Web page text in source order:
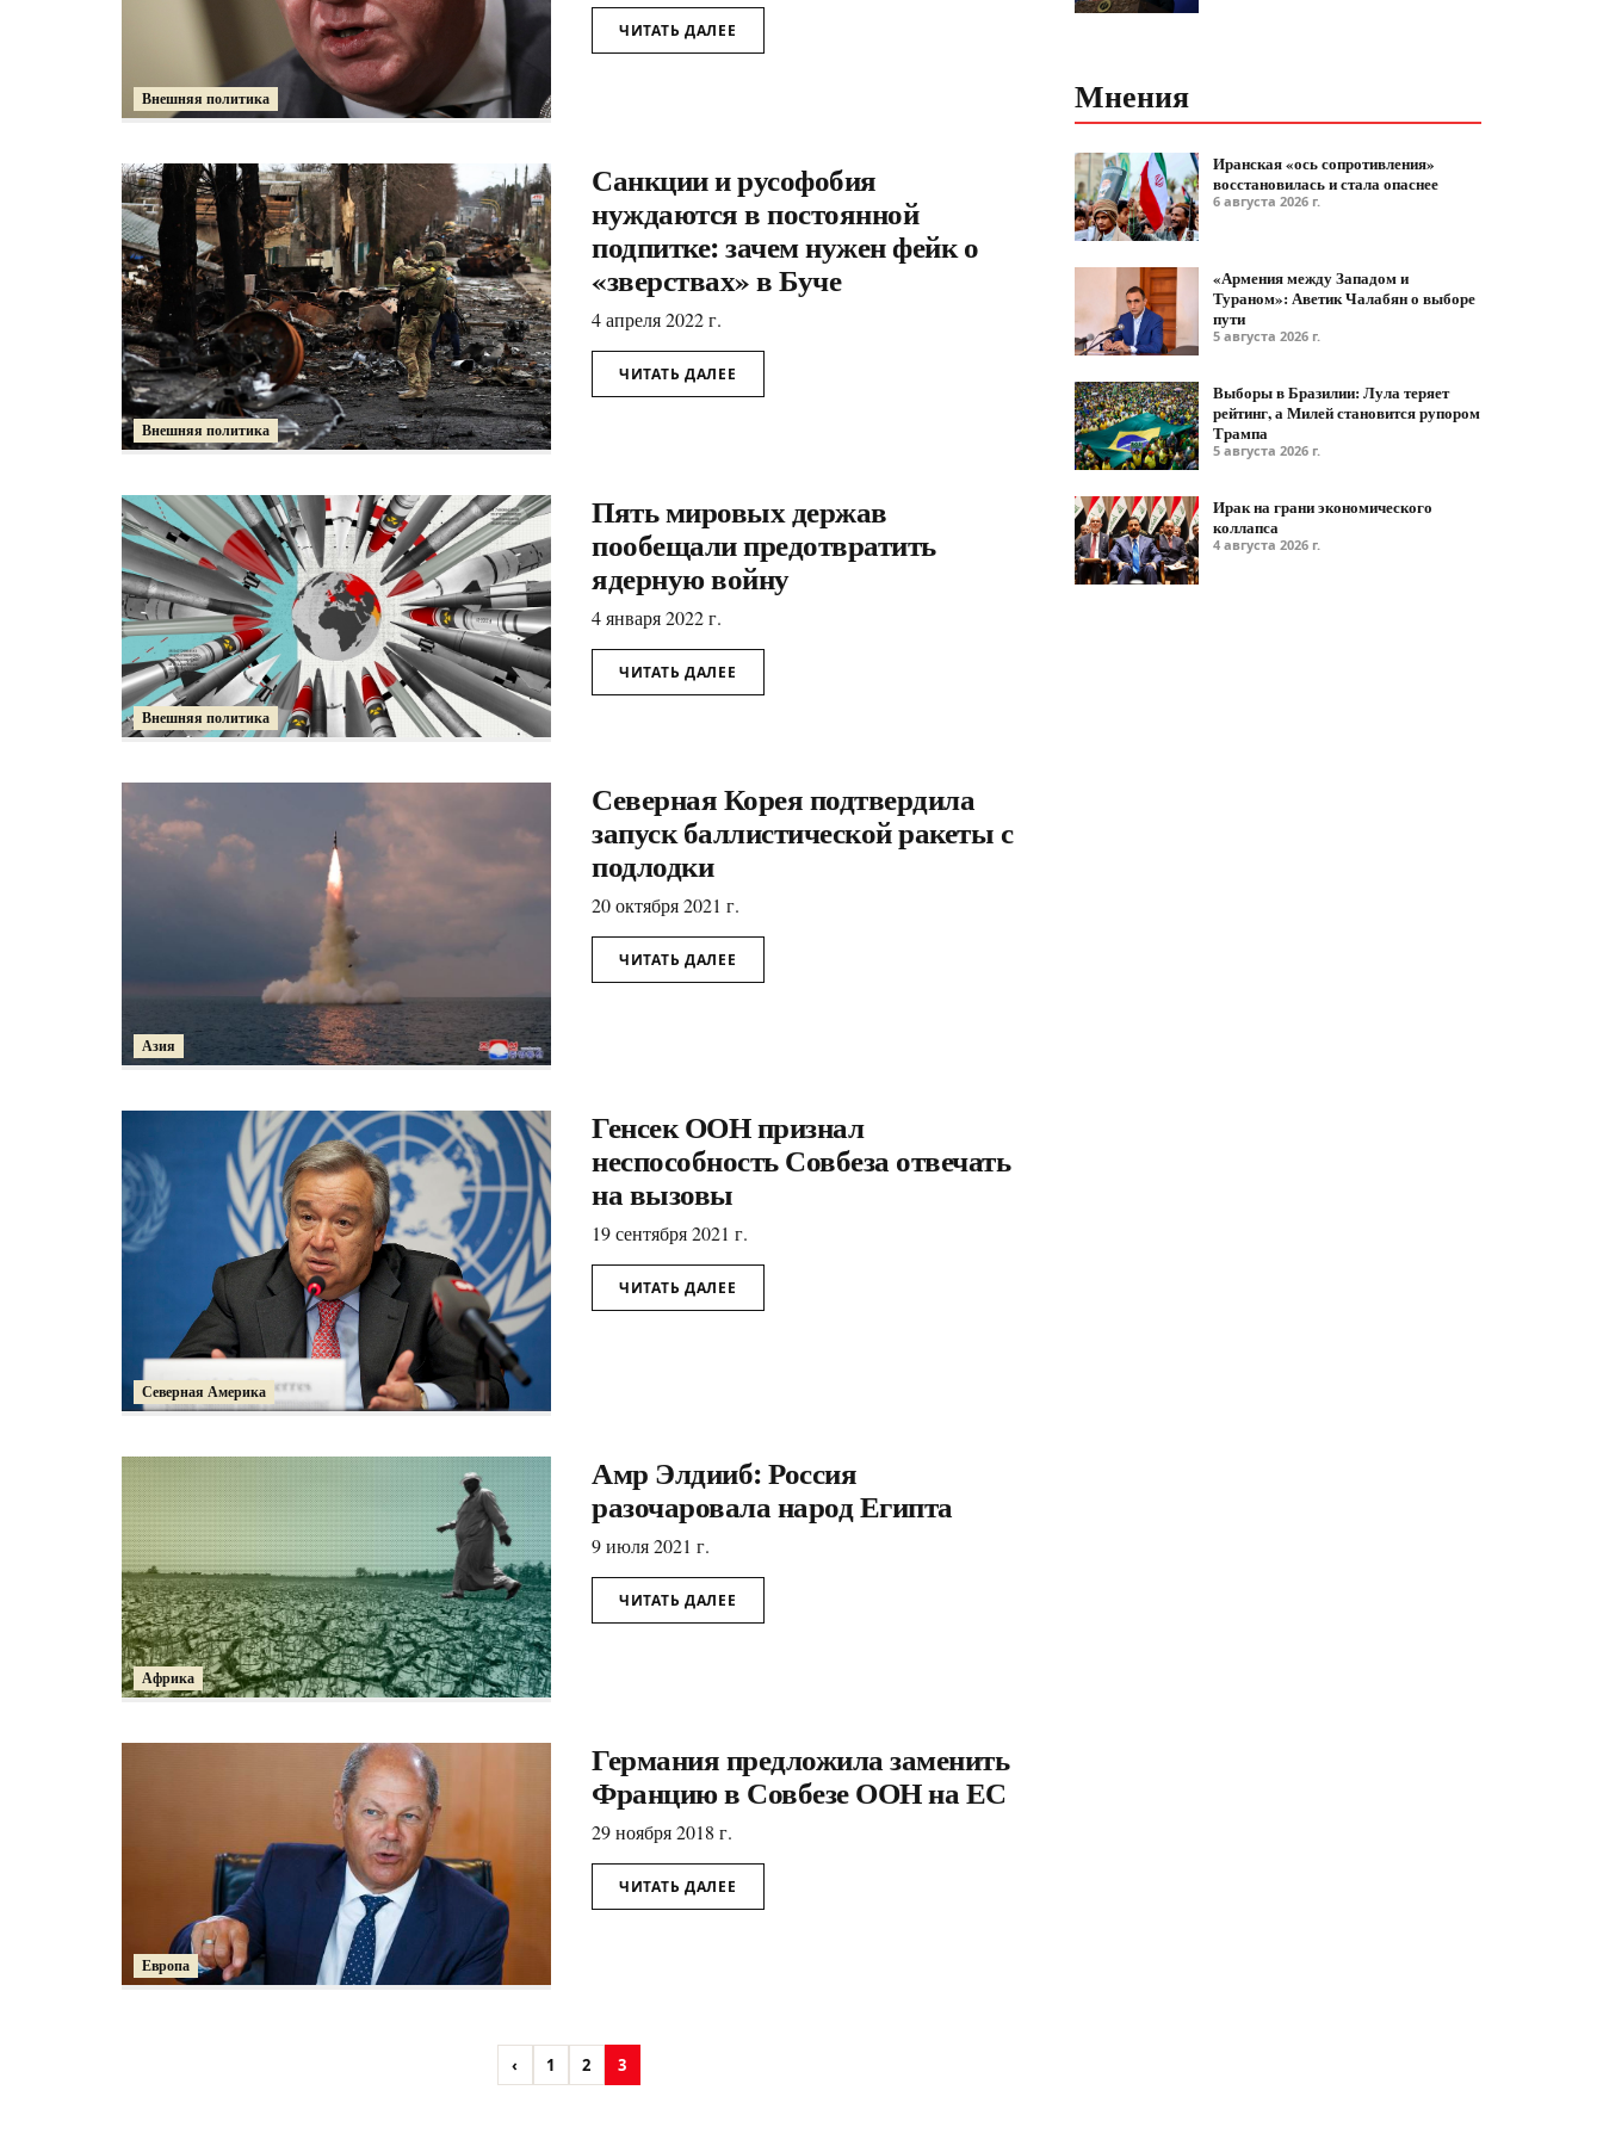
Внешняя политика
ЧИТАТЬ ДАЛЕЕ
Внешняя политика
Санкции и русофобия
нуждаются в постоянной
подпитке: зачем нужен фейк о
«зверствах» в Буче
4 апреля 2022 г.
ЧИТАТЬ ДАЛЕЕ
Внешняя политика
Пять мировых держав
пообещали предотвратить
ядерную войну
4 января 2022 г.
ЧИТАТЬ ДАЛЕЕ
Азия
Северная Корея подтвердила
запуск баллистической ракеты с
подлодки
20 октября 2021 г.
ЧИТАТЬ ДАЛЕЕ
Северная Америка
Генсек ООН признал
неспособность Совбеза отвечать
на вызовы
19 сентября 2021 г.
ЧИТАТЬ ДАЛЕЕ
Африка
Амр Элдииб: Россия
разочаровала народ Египта
9 июля 2021 г.
ЧИТАТЬ ДАЛЕЕ
Европа
Германия предложила заменить
Францию в Совбезе ООН на ЕС
29 ноября 2018 г.
ЧИТАТЬ ДАЛЕЕ
‹ 1 2 3
Мнения
Иранская «ось сопротивления»
восстановилась и стала опаснее
6 августа 2026 г.
«Армения между Западом и
Тураном»: Аветик Чалабян о выборе
пути
5 августа 2026 г.
Выборы в Бразилии: Лула теряет
рейтинг, а Милей становится рупором
Трампа
5 августа 2026 г.
Ирак на грани экономического
коллапса
4 августа 2026 г.